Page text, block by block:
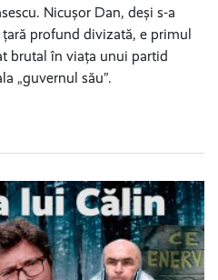
Nicușor Dan, deși s-a
profund divizată, e primul
brutal în viața unui partid
„guvernul său”.